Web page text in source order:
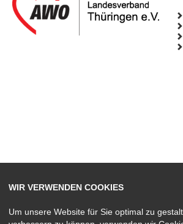
WIR VERWENDEN COOKIES
Um unsere Website für Sie optimal zu